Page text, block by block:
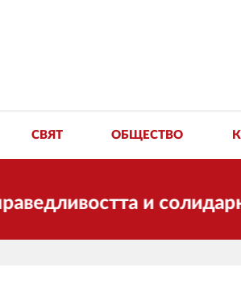
СВЯТ ОБЩЕСТВО
и